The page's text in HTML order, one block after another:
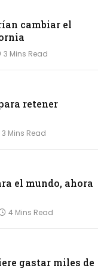
cambiar el
3 Mins Read
retener
3 Mins Read
el mundo, ahora
4 Mins Read
gastar miles de